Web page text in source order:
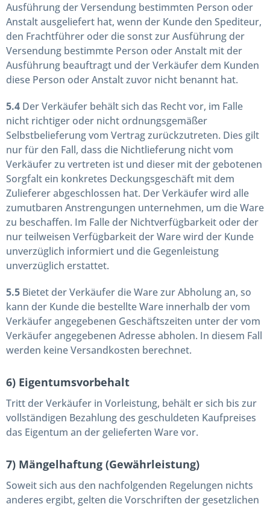
Ausführung der Versendung bestimmten Person oder
Anstalt ausgeliefert hat, wenn der Kunde den Spediteur,
den Frachtführer oder die sonst zur Ausführung der
Versendung bestimmte Person oder Anstalt mit der
Ausführung beauftragt und der Verkäufer dem Kunden
diese Person oder Anstalt zuvor nicht benannt hat.
5.4 Der Verkäufer behält sich das Recht vor, im Falle
nicht richtiger oder nicht ordnungsgemäßer
Selbstbelieferung vom Vertrag zurückzutreten. Dies gilt
nur für den Fall, dass die Nichtlieferung nicht vom
Verkäufer zu vertreten ist und dieser mit der gebotenen
Sorgfalt ein konkretes Deckungsgeschäft mit dem
Zulieferer abgeschlossen hat. Der Verkäufer wird alle
zumutbaren Anstrengungen unternehmen, um die Ware
zu beschaffen. Im Falle der Nichtverfügbarkeit oder der
nur teilweisen Verfügbarkeit der Ware wird der Kunde
unverzüglich informiert und die Gegenleistung
unverzüglich erstattet.
5.5 Bietet der Verkäufer die Ware zur Abholung an, so
kann der Kunde die bestellte Ware innerhalb der vom
Verkäufer angegebenen Geschäftszeiten unter der vom
Verkäufer angegebenen Adresse abholen. In diesem Fall
werden keine Versandkosten berechnet.
6) Eigentumsvorbehalt
Tritt der Verkäufer in Vorleistung, behält er sich bis zur
vollständigen Bezahlung des geschuldeten Kaufpreises
das Eigentum an der gelieferten Ware vor.
7) Mängelhaftung (Gewährleistung)
Soweit sich aus den nachfolgenden Regelungen nichts
anderes ergibt, gelten die Vorschriften der gesetzlichen